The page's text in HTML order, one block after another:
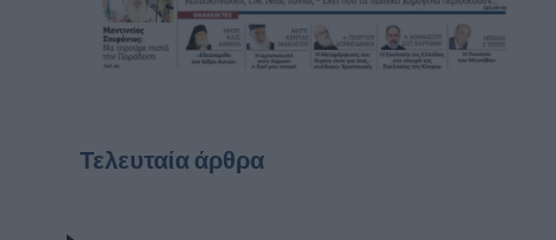
Τελευταία άρθρα